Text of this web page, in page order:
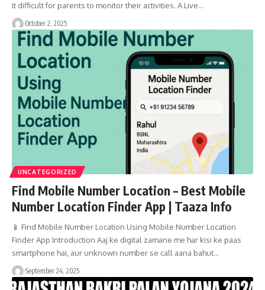
it difficult for parents to monitor their activities. A Live…
October 2, 2025
UNCATEGORIZED
Find Mobile Number Location – Best Mobile
Number Location Finder App | Taaza Info
📱 Find Mobile Number Location Using Mobile Number Location
Finder App Introduction Aaj ke digital zamane me har kisi ke paas
smartphone hai, aur unknown number se call aana bahut…
September 24, 2025